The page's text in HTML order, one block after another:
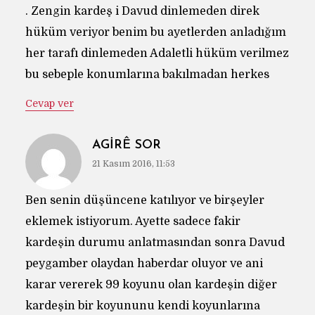
. Zengin kardeş i Davud dinlemeden direk
hüküm veriyor benim bu ayetlerden anladığım
her tarafı dinlemeden Adaletli hüküm verilmez
bu sebeple konumlarına bakılmadan herkes
Cevap ver
AGİRÊ SOR
21 Kasım 2016, 11:53
Ben senin düşüncene katılıyor ve birşeyler
eklemek istiyorum. Ayette sadece fakir
kardeşin durumu anlatmasından sonra Davud
peygamber olaydan haberdar oluyor ve ani
karar vererek 99 koyunu olan kardeşin diğer
kardeşin bir koyununu kendi koyunlarına